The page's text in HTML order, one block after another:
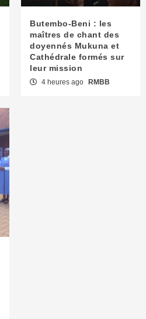
Butembo-Beni : les
maîtres de chant des
doyennés Mukuna et
Cathédrale formés sur
leur mission
4 heures ago RMBB